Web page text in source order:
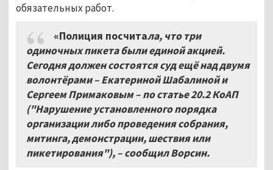
обязательных работ.
«Полиция посчитала, что три
одиночных пикета были единой акцией.
Сегодня должен состоятся суд ещё над двумя
волонтёрами – Екатериной Шабалиной и
Сергеем Примаковым – по статье 20.2 КоАП
("Нарушение установленного порядка
организации либо проведения собрания,
митинга, демонстрации, шествия или
пикетирования"), – сообщил Ворсин.